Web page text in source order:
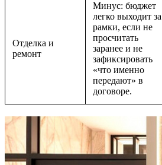
Отделка и
ремонт
Минус: бюджет
легко выходит за
рамки, если не
просчитать
заранее и не
зафиксировать
«что именно
передают» в
договоре.